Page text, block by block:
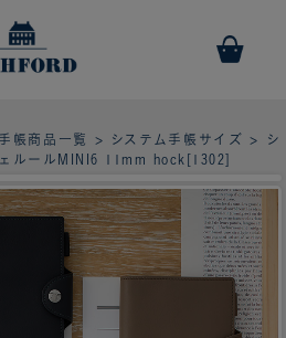
帳商品一覧 > システム手帳サイズ >
シ
ルールMINI6 11mm hock[1302]